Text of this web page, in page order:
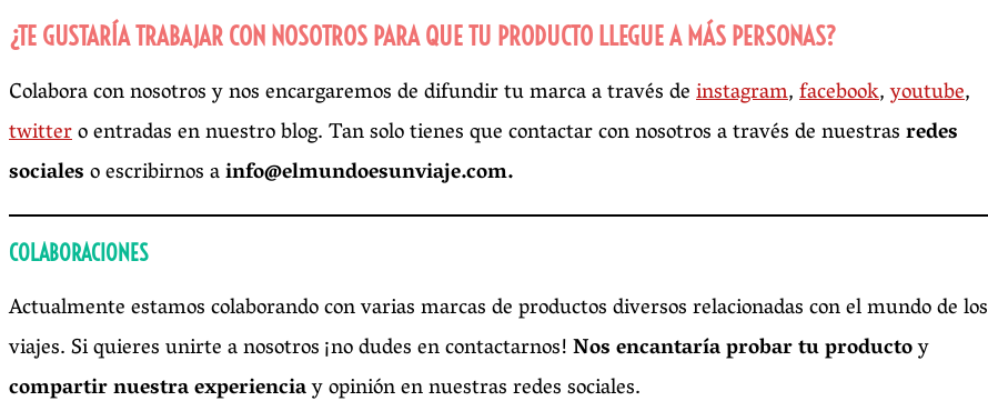
¿TE GUSTARÍA TRABAJAR CON NOSOTROS PARA QUE TU PRODUCTO LLEGUE A MÁS PERSONAS?
Colabora con nosotros y nos encargaremos de difundir tu marca a través deinstagram,facebook,youtube,
twittero entradas en nuestro blog. Tan solo tienes que contactar con nosotros a través de nuestrasredes
socialeso escribirnos ainfo@elmundoesunviaje.com.
COLABORACIONES
Actualmente estamos colaborando con varias marcas de productos diversos relacionadas con el mundo de los
viajes. Si quieres unirte a nosotros ¡no dudes en contactarnos!Nos encantaría probar tu productoy
compartir nuestra experienciay opinión en nuestras redes sociales.